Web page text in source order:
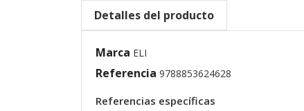
Detalles del producto
Marca ELI
Referencia 9788853624628
Referencias específicas